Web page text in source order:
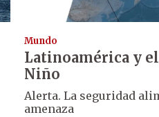
Mundo
Latinoamérica y
Niño
Alerta. La seguridad
amenaza